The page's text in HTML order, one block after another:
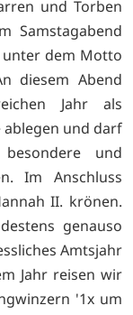
und Torben
Samstagabend
unter dem Motto
diesem Abend
Jahr als
und darf
und
Im Anschluss
II. krönen.
genauso
Amtsjahr
Jahr reisen wir
'1x um